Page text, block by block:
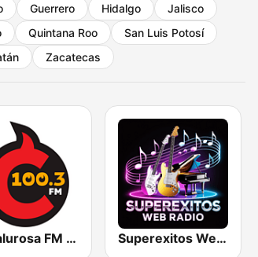
Guerrero Hidalgo
Jalisco
Quintana Roo
San Luis Potosí
Zacatecas
La Calurosa FM 100.3 Ensenada Superexitos Web Radio